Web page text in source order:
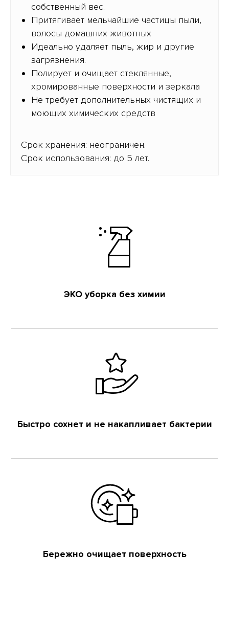
собственный вес.
Притягивает мельчайшие частицы пыли,
волосы домашних животных
Идеально удаляет пыль, жир и другие
загрязнения.
Полирует и очищает стеклянные,
хромированные поверхности и зеркала
Не требует дополнительных чистящих и
моющих химических средств
Срок хранения: неограничен.
Срок использования: до 5 лет.
ЭКО уборка без химии
Быстро сохнет и не накапливает бактерии
Бережно очищает поверхность